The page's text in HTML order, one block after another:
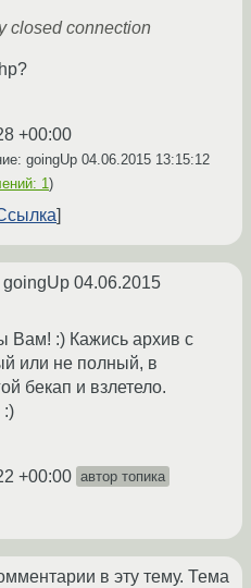
closed connection
+00:00
goingUp 04.06.2015 13:15:12
1)
goingUp 04.06.2015
Вам! :) Кажись архив с
или не полный, в
бекап и взлетело.
:)
+00:00 автор топика
в эту тему. Тема